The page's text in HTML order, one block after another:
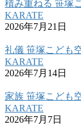
積み重ねる 笹塚
KARATE
2026年7月21日
礼儀 笹塚こども
KARATE
2026年7月14日
家族 笹塚こども
KARATE
2026年7月7日